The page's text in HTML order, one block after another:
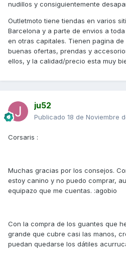
nudillos y consiguientemente
Outletmoto tiene tiendas en varios
Barcelona y a parte de envios a
en otras capitales. Tienen pagina
buenas ofertas, prendas y
ellos, y la calidad/precio esta muy
ju52
Publicado 18 de Noviembre
Corsaris :
Muchas gracias por los consejos.
estoy canino y no puedo comprar,
equipazo que me cuentas. :agobio
Con la compra de los guantes que
grande que cubre casi las manos,
puedan quedarse los dátiles